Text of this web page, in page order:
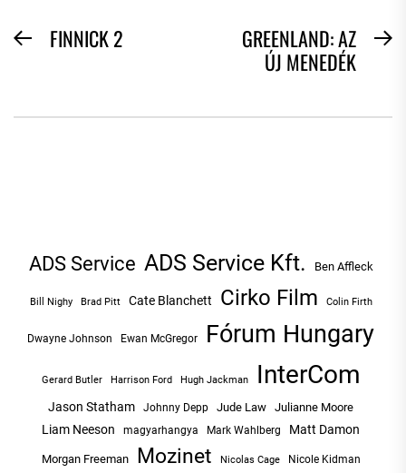
BEJEGYZÉS
PreviousFINNICK 2
GREENLAND: AZ
ÚJ MENEDÉK
ADS Service ADS Service Kft. Ben Affleck
Bill Nighy Brad Pitt Cate Blanchett Cirko Film Colin Firth
Dwayne Johnson Ewan McGregor Fórum Hungary
Gerard Butler Harrison Ford Hugh Jackman InterCom
Jason Statham Johnny Depp Jude Law Julianne Moore
Liam Neeson magyarhangya Mark Wahlberg Matt Damon
Morgan Freeman Mozinet Nicolas Cage Nicole Kidman